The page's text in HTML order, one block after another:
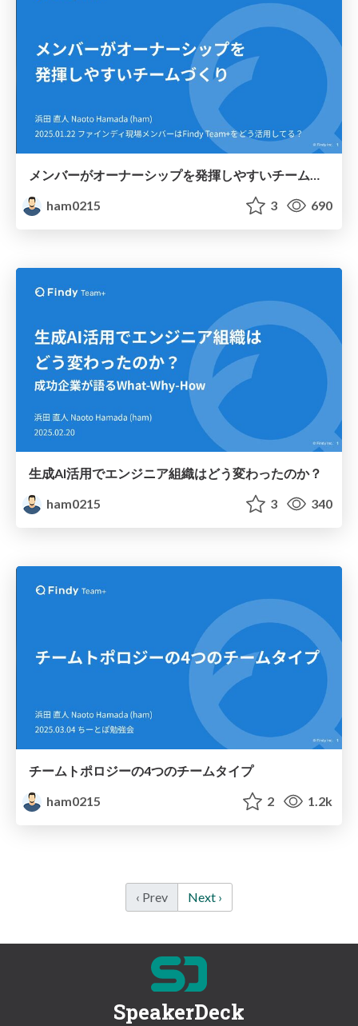
メンバーがオーナーシップを発揮しやすいチームづくり
ham0215
3 690
生成AI活用でエンジニア組織はどう変わったのか？
ham0215
3 340
チームトポロジーの4つのチームタイプ
ham0215
2 1.2k
‹ Prev Next ›
SpeakerDeck